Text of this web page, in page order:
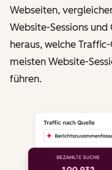
Webseiten,
Website-Sessions
heraus, welche
meisten Website-
führen.